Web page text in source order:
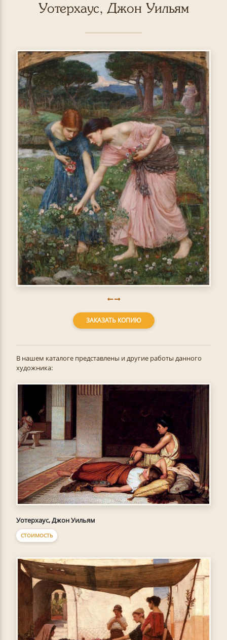
Уотерхаус, Джон Уильям
ЗАКАЗАТЬ КОПИЮ
В нашем каталоге представлены и другие работы данного
художника:
Уотерхаус, Джон Уильям
СТОИМОСТЬ